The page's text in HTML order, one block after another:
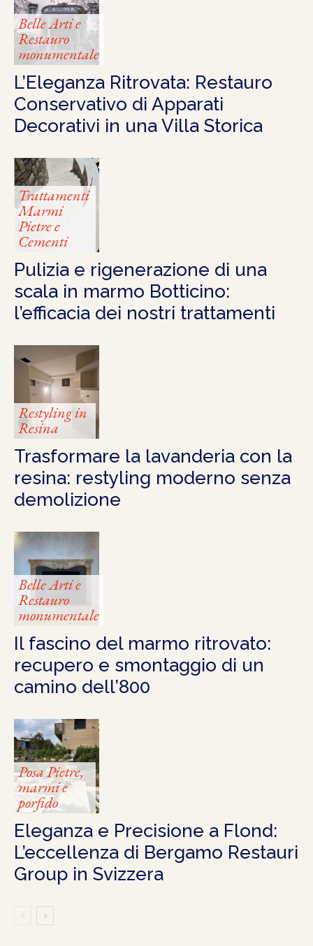
Belle Arti e
Restauro
monumentale
L’Eleganza Ritrovata: Restauro
Conservativo di Apparati
Decorativi in una Villa Storica
Trattamenti
Marmi
Pietre e
Cementi
Pulizia e rigenerazione di una
scala in marmo Botticino:
l’efficacia dei nostri trattamenti
Restyling in
Resina
Trasformare la lavanderia con la
resina: restyling moderno senza
demolizione
Belle Arti e
Restauro
monumentale
Il fascino del marmo ritrovato:
recupero e smontaggio di un
camino dell’800
Posa Pietre,
marmi e
porfido
Eleganza e Precisione a Flond:
L’eccellenza di Bergamo Restauri
Group in Svizzera